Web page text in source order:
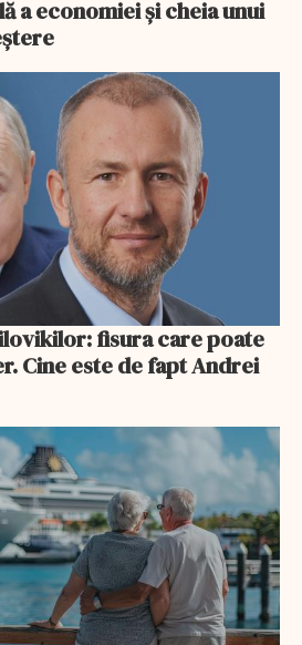
a economiei și cheia unui
fisura care poate
Cine este de fapt Andrei